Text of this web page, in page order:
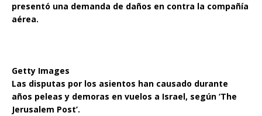
presentó una demanda de daños en contra la compañía
aérea.
Getty Images
Las disputas por los asientos han causado durante
años peleas y demoras en vuelos a Israel, según ‘The
Jerusalem Post’.